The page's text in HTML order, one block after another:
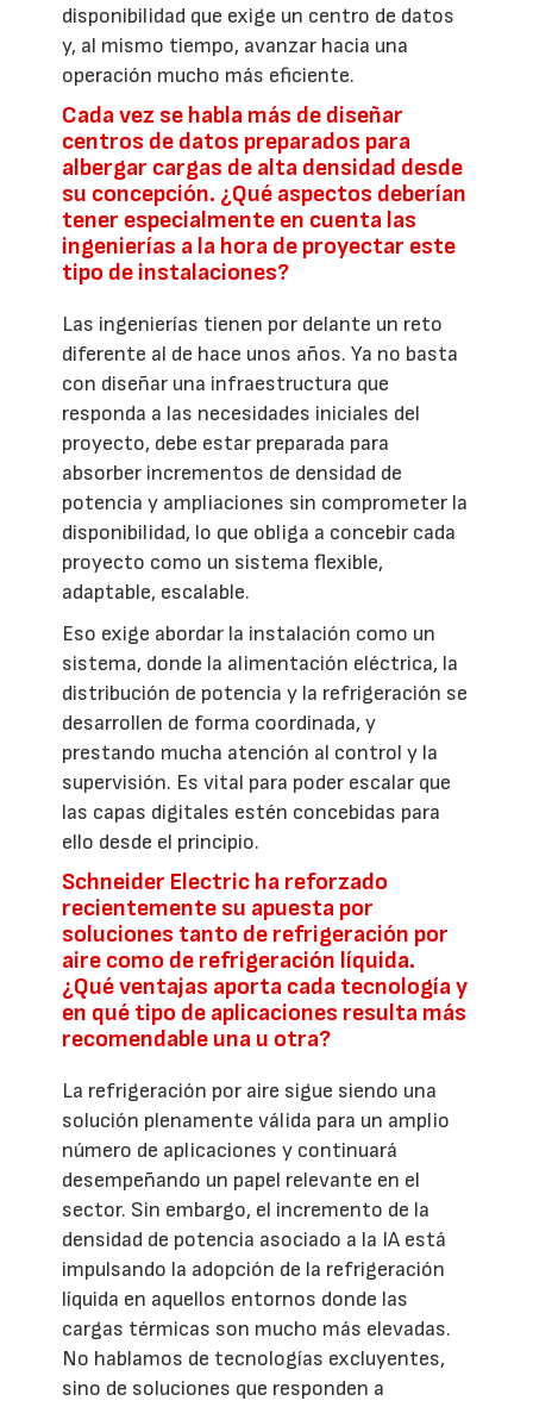
disponibilidad que exige un centro de datos
y, al mismo tiempo, avanzar hacia una
operación mucho más eficiente.
Cada vez se habla más de diseñar
centros de datos preparados para
albergar cargas de alta densidad desde
su concepción. ¿Qué aspectos deberían
tener especialmente en cuenta las
ingenierías a la hora de proyectar este
tipo de instalaciones?
Las ingenierías tienen por delante un reto
diferente al de hace unos años. Ya no basta
con diseñar una infraestructura que
responda a las necesidades iniciales del
proyecto, debe estar preparada para
absorber incrementos de densidad de
potencia y ampliaciones sin comprometer la
disponibilidad, lo que obliga a concebir cada
proyecto como un sistema flexible,
adaptable, escalable.
Eso exige abordar la instalación como un
sistema, donde la alimentación eléctrica, la
distribución de potencia y la refrigeración se
desarrollen de forma coordinada, y
prestando mucha atención al control y la
supervisión. Es vital para poder escalar que
las capas digitales estén concebidas para
ello desde el principio.
Schneider Electric ha reforzado
recientemente su apuesta por
soluciones tanto de refrigeración por
aire como de refrigeración líquida.
¿Qué ventajas aporta cada tecnología y
en qué tipo de aplicaciones resulta más
recomendable una u otra?
La refrigeración por aire sigue siendo una
solución plenamente válida para un amplio
número de aplicaciones y continuará
desempeñando un papel relevante en el
sector. Sin embargo, el incremento de la
densidad de potencia asociado a la IA está
impulsando la adopción de la refrigeración
líquida en aquellos entornos donde las
cargas térmicas son mucho más elevadas.
No hablamos de tecnologías excluyentes,
sino de soluciones que responden a